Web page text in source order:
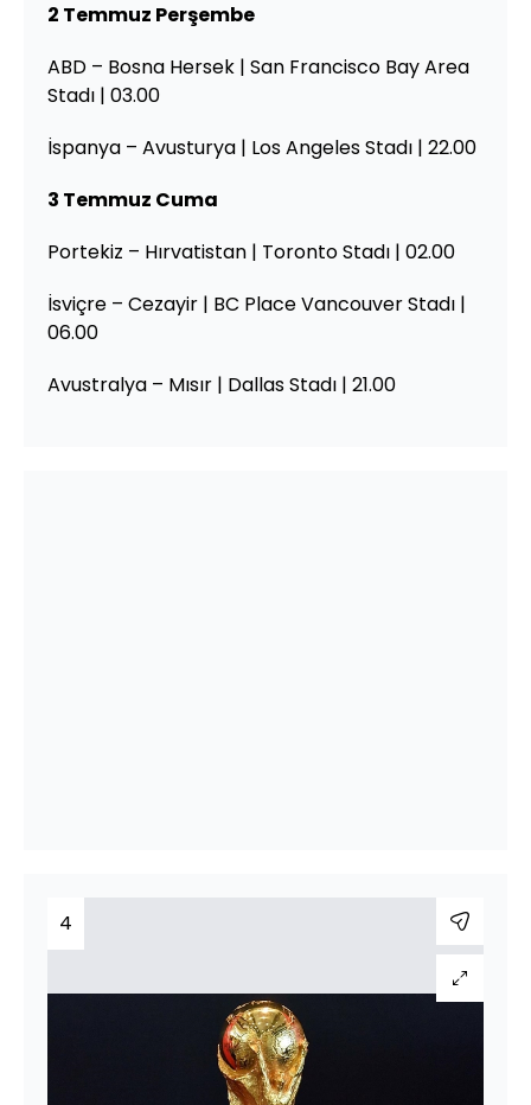
2 Temmuz Perşembe
ABD – Bosna Hersek | San Francisco Bay Area
Stadı | 03.00
İspanya – Avusturya | Los Angeles Stadı | 22.00
3 Temmuz Cuma
Portekiz – Hırvatistan | Toronto Stadı | 02.00
İsviçre – Cezayir | BC Place Vancouver Stadı |
06.00
Avustralya – Mısır | Dallas Stadı | 21.00
4